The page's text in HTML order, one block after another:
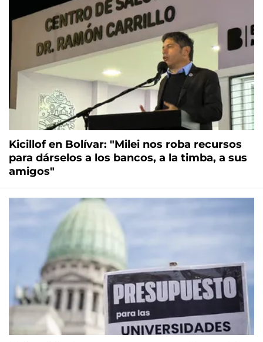
Kicillof en Bolívar: "Milei nos roba recursos
para dárselos a los bancos, a la timba, a sus
amigos"